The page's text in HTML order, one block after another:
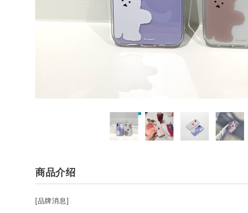
商品介绍
[品牌消息]